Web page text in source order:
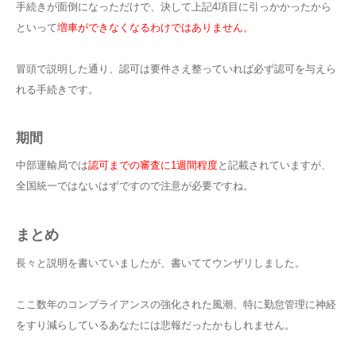
手続きが面倒になっただけで、決して上記4項目に引っかかったから
といって増車ができなくなるわけではありません。
冒頭で説明した通り、認可は要件さえ整っていれば必ず認可を与えら
れる手続きです。
期間
中部運輸局では認可までの審査に1週間程度と記載されていますが、
全国統一ではないはずですので注意が必要ですね。
まとめ
長々と説明を書いていましたが、書いててウンザリしました。
ここ数年のコンプライアンスの強化された風潮、特に勤怠管理に神経
をすり減らしているあなたには悲報だったかもしれません。